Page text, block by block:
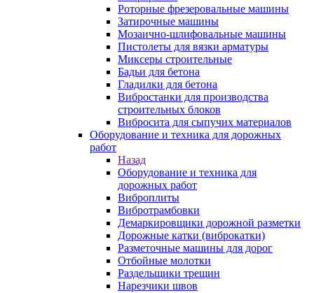
Роторные фрезеровальные машины
Затирочные машины
Мозаично-шлифовальные машины
Пистолеты для вязки арматуры
Миксеры строительные
Бадьи для бетона
Гладилки для бетона
Вибростанки для производства
строительных блоков
Вибросита для сыпучих материалов
Оборудование и техника для дорожных
работ
Назад
Оборудование и техника для
дорожных работ
Виброплиты
Вибротрамбовки
Демаркировщики дорожной разметки
Дорожные катки (виброкатки)
Разметочные машины для дорог
Отбойные молотки
Раздельщики трещин
Нарезчики швов